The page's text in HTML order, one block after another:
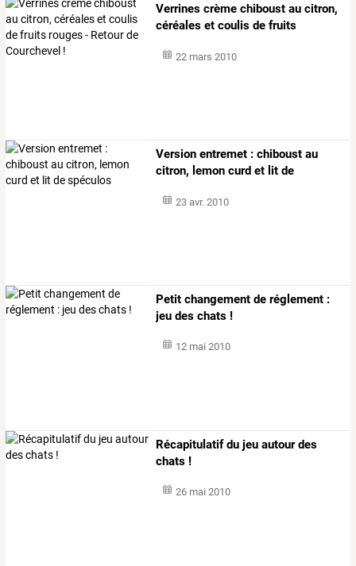
Verrines crème chiboust au citron,
céréales et coulis de fruits
22 mars 2010
Version entremet : chiboust au
citron, lemon curd et lit de
23 avr. 2010
Petit changement de réglement :
jeu des chats !
12 mai 2010
Récapitulatif du jeu autour des
chats !
26 mai 2010